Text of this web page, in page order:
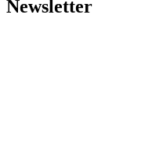
Newsletter